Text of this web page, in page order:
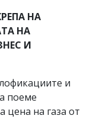
НА
НА
И
и
поеме
цена на газа от